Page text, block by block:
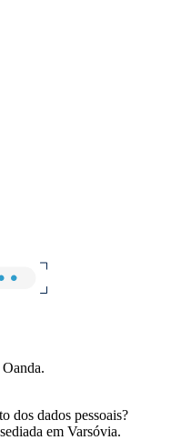
dos dados pessoais?
em Varsóvia.